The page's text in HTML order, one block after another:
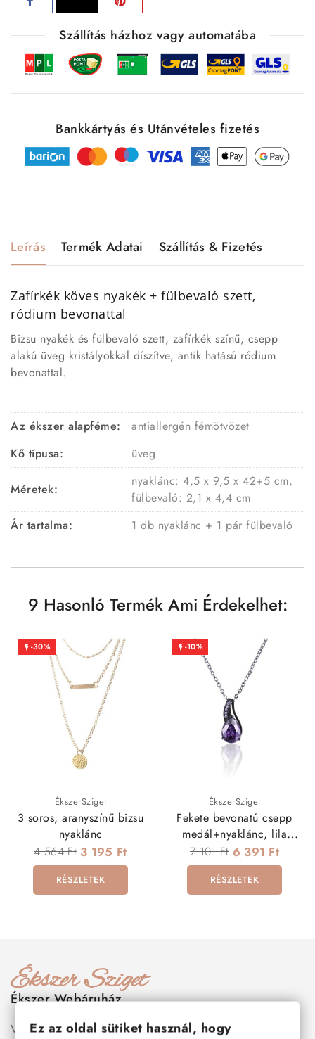
Szállítás házhoz vagy automatába
Bankkártyás és Utánvételes fizetés
Leírás Termék Adatai Szállítás & Fizetés
Zafírkék köves nyakék + fülbevaló szett,
ródium bevonattal
Bizsu nyakék és fülbevaló szett, zafírkék színű, csepp
alakú üveg kristályokkal díszítve, antik hatású ródium
bevonattal.
Az ékszer alapféme:
antiallergén fémötvözet
Kő típusa:
üveg
Méretek:
nyaklánc: 4,5 x 9,5 x 42+5 cm,
fülbevaló: 2,1 x 4,4 cm
Ár tartalma:
1 db nyaklánc + 1 pár fülbevaló
9 Hasonló Termék Ami Érdekelhet:
 -30%
ÉkszerSziget
3 soros, aranyszínű bizsu
nyaklánc
4 564 Ft 3 195 Ft
RÉSZLETEK
 -10%
ÉkszerSziget
Fekete bevonatú csepp
medál+nyaklánc, lila
kristállyal
7 101 Ft 6 391 Ft
RÉSZLETEK
Ékszer Webáruház
Válogass több száz prémium minőségű, stílusos és tartós
Ez az oldal sütiket használ, hogy